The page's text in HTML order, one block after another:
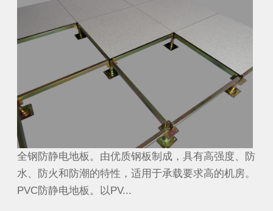
全钢防静电地板。由优质钢板制成，具有高强度、防
水、防火和防潮的特性，适用于承载要求高的机房。
PVC防静电地板。以PV...